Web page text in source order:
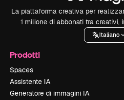
La piattaforma creativa per
1 milione di abbonati tra creativi,
Italiano
Prodotti
Spaces
Assistente IA
Generatore di immagini IA